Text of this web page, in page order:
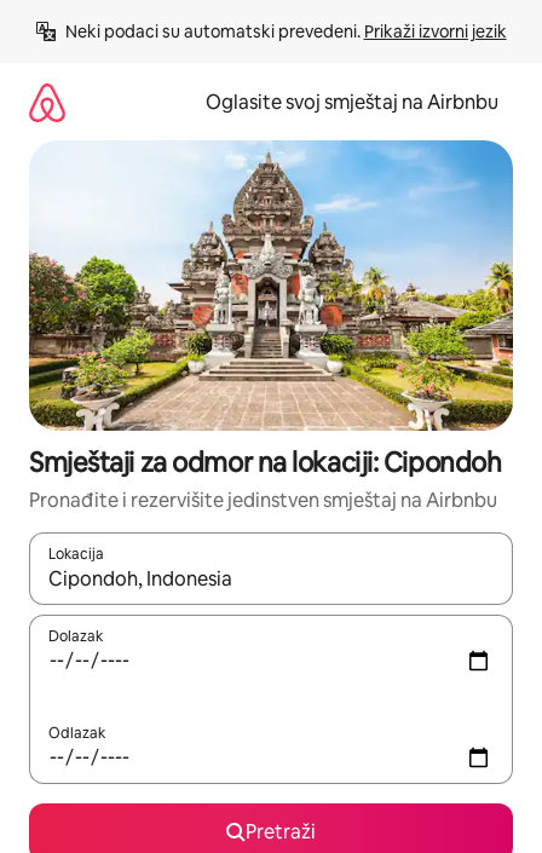
Neki podaci su automatski prevedeni. Prikaži izvorni jezik
Oglasite svoj smještaj na Airbnbu
Smještaji za odmor na lokaciji: Cipondoh
Pronađite i rezervišite jedinstven smještaj na Airbnbu
Lokacija
Kad rezultati budu dostupni, krećite se gore i dolje pomoću
Dolazak
Odlazak
Pretraži